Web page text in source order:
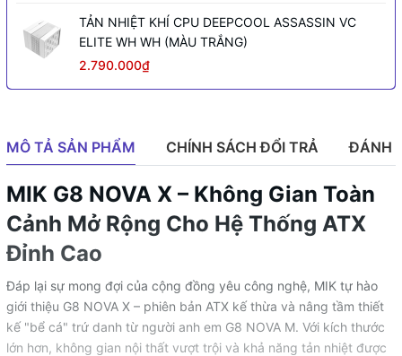
TẢN NHIỆT KHÍ CPU DEEPCOOL ASSASSIN VC
ELITE WH WH (MÀU TRẮNG)
2.790.000₫
MÔ TẢ SẢN PHẨM CHÍNH SÁCH ĐỔI TRẢ ĐÁNH
MIK G8 NOVA X – Không Gian Toàn
Cảnh Mở Rộng Cho Hệ Thống ATX
Đỉnh Cao
Đáp lại sự mong đợi của cộng đồng yêu công nghệ, MIK tự hào
giới thiệu G8 NOVA X – phiên bản ATX kế thừa và nâng tầm thiết
kế "bể cá" trứ danh từ người anh em G8 NOVA M. Với kích thước
lớn hơn, không gian nội thất vượt trội và khả năng tản nhiệt được